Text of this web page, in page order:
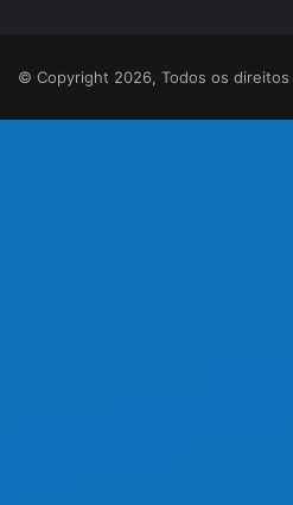
© Copyright 2026, Todos os direitos